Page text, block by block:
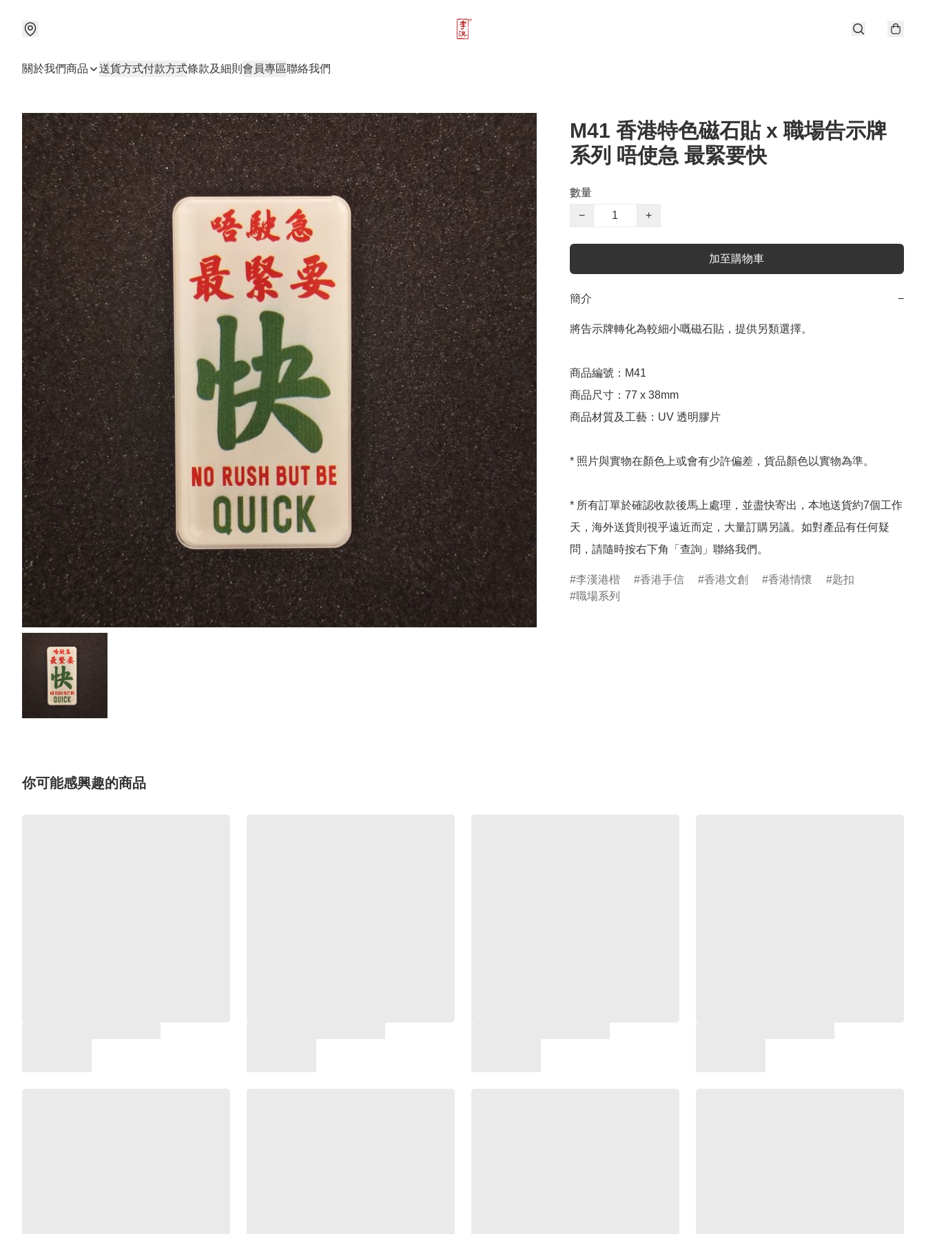
關於我們商品 送貨方式付款方式條款及細則 會員專區聯絡我們
M41 香港特色磁石貼 x 職場告示牌
系列 唔使急 最緊要快
數量
−
+
加至購物車
簡介 −
將告示牌轉化為較細小嘅磁石貼，提供另類選擇。
商品編號：M41
商品尺寸：77 x 38mm
商品材質及工藝：UV 透明膠片
* 照片與實物在顏色上或會有少許偏差，貨品顏色以實物為準。
* 所有訂單於確認收款後馬上處理，並盡快寄出，本地送貨約7個工作
天，海外送貨則視乎遠近而定，大量訂購另議。如對產品有任何疑
問，請隨時按右下角「查詢」聯絡我們。
李漢港楷 香港手信 香港文創 香港情懷
匙扣
職場系列
你可能感興趣的商品